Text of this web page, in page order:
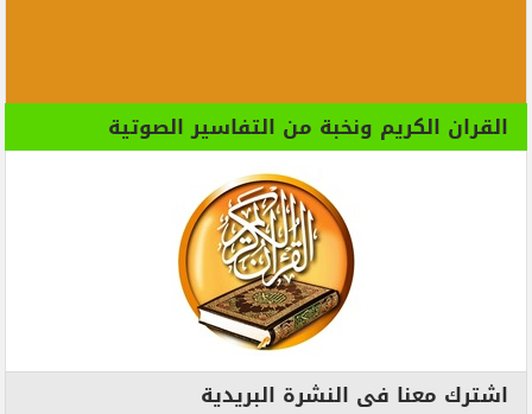
القران الكريم ونخبة من التفاسير الصوتية
اشترك معنا فى النشرة البريدية